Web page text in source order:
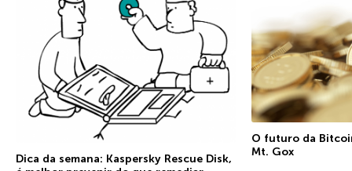
Dica da semana: Kaspersky Rescue Disk,
O futuro da
Mt. Gox